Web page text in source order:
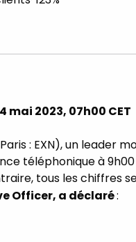
mai 2023, 07h00 CET
: EXN), un leader
téléphonique à
tous les chiffres
Officer, a déclaré: